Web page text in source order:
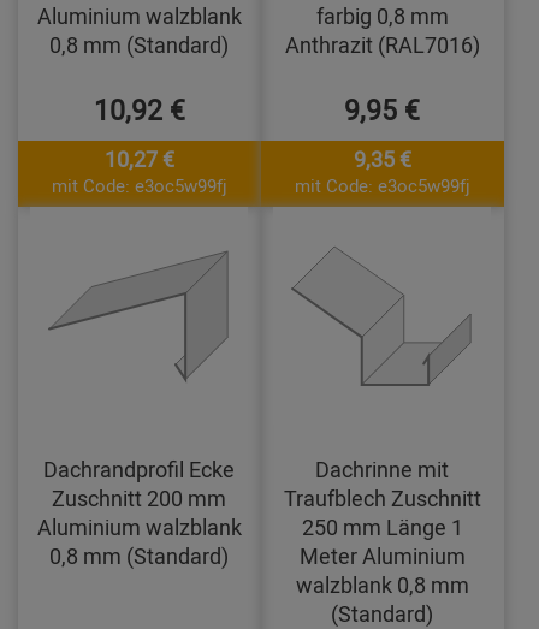
Aluminium walzblank
0,8 mm (Standard)
10,92 €
10,27 €
mit Code: e3oc5w99fj
farbig 0,8 mm
Anthrazit (RAL7016)
9,95 €
9,35 €
mit Code: e3oc5w99fj
Dachrandprofil Ecke
Zuschnitt 200 mm
Aluminium walzblank
0,8 mm (Standard)
Dachrinne mit
Traufblech Zuschnitt
250 mm Länge 1
Meter Aluminium
walzblank 0,8 mm
(Standard)